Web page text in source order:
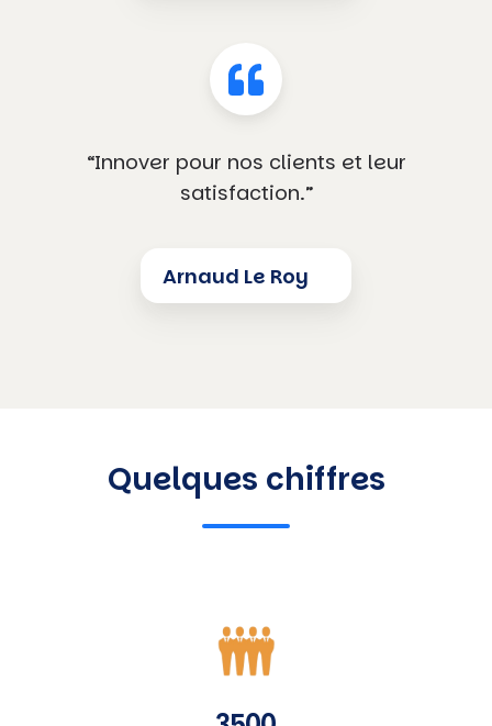
“Innover pour nos clients et leur
satisfaction.”
Arnaud Le Roy
Quelques chiffres